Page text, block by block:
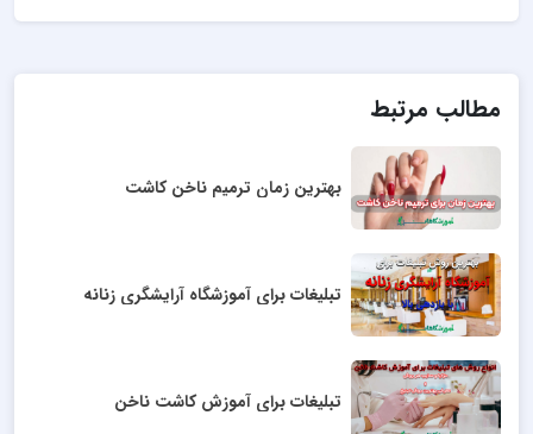
مطالب مرتبط
بهترین زمان ترمیم ناخن کاشت
تبلیغات برای آموزشگاه آرایشگری زنانه
تبلیغات برای آموزش کاشت ناخن